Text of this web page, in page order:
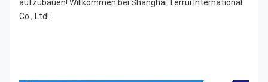
aufzubauen! Willkommen bei Shanghai Terrui International
Co., Ltd!